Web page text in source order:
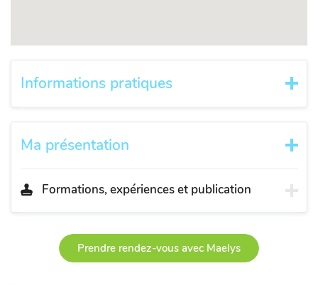
Informations pratiques
Ma présentation
Formations, expériences et publication
Prendre rendez-vous avec Maelys